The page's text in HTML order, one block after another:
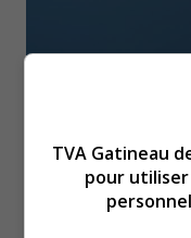
Dix régions sont
investissement,
TVA Gatineau
pour